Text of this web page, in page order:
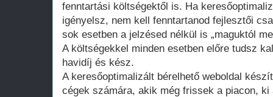
fenntartási költségektől is. Ha
igényelsz, nem kell fenntartanod fejlesztői
sok esetben a jelzésed nélkül is „maguktól
A költségekkel minden esetben előre tudsz
havidíj és kész.
A keresőoptimalizált bérelhető weboldal
cégek számára, akik még frissek a piacon, ki